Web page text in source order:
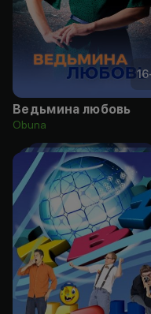
16
Ведьмина любовь
Obuna